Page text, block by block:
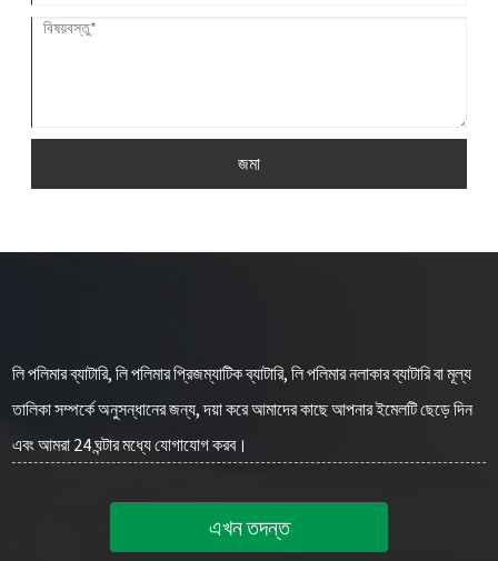
জমা
লি পলিমার ব্যাটারি, লি পলিমার প্রিজম্যাটিক ব্যাটারি, লি পলিমার নলাকার ব্যাটারি বা মূল্য
তালিকা সম্পর্কে অনুসন্ধানের জন্য, দয়া করে আমাদের কাছে আপনার ইমেলটি ছেড়ে দিন
এবং আমরা 24 ঘন্টার মধ্যে যোগাযোগ করব।
এখন তদন্ত